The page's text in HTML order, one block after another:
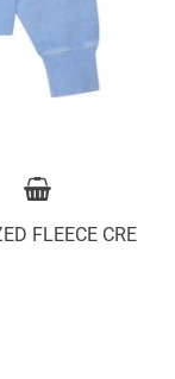
FLEECE CRE